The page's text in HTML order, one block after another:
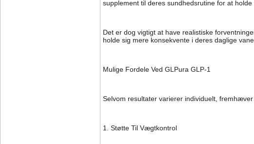
supplement til deres sundhedsrutine for at holde
Det er dog vigtigt at have realistiske
holde sig mere konsekvente i deres daglige
Mulige Fordele Ved GLPura GLP-1
Selvom resultater varierer individuelt,
1. Støtte Til Vægtkontrol